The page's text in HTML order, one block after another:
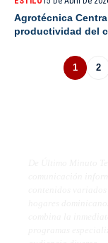
Agrotécnica
productividad del
1 2